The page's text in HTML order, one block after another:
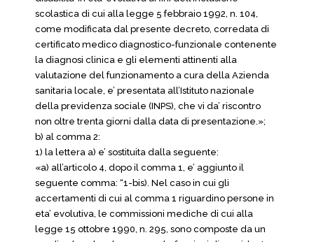
scolastica di cui alla legge 5 febbraio 1992, n. 104,
come modificata dal presente decreto, corredata di
certificato medico diagnostico-funzionale contenente
la diagnosi clinica e gli elementi attinenti alla
valutazione del funzionamento a cura della Azienda
sanitaria locale, e’ presentata all’Istituto nazionale
della previdenza sociale (INPS), che vi da’ riscontro
non oltre trenta giorni dalla data di presentazione.»;
b) al comma 2:
1) la lettera a) e’ sostituita dalla seguente:
«a) all’articolo 4, dopo il comma 1, e’ aggiunto il
seguente comma: “1-bis). Nel caso in cui gli
accertamenti di cui al comma 1 riguardino persone in
eta’ evolutiva, le commissioni mediche di cui alla
legge 15 ottobre 1990, n. 295, sono composte da un